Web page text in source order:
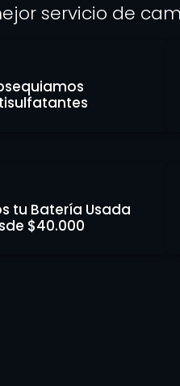
servicio de
tu Batería Usada
$40.000